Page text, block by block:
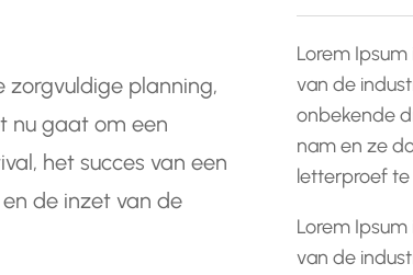
zorgvuldige planning,
nu gaat om een
het succes van een
de inzet van de
Lorem
van de
onbekende
nam en ze
letterproef te
Lorem
van de